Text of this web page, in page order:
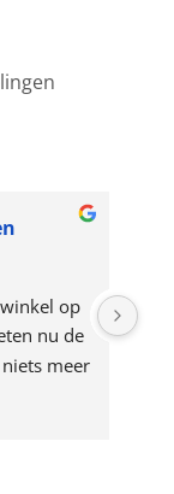
op
nu de
meer